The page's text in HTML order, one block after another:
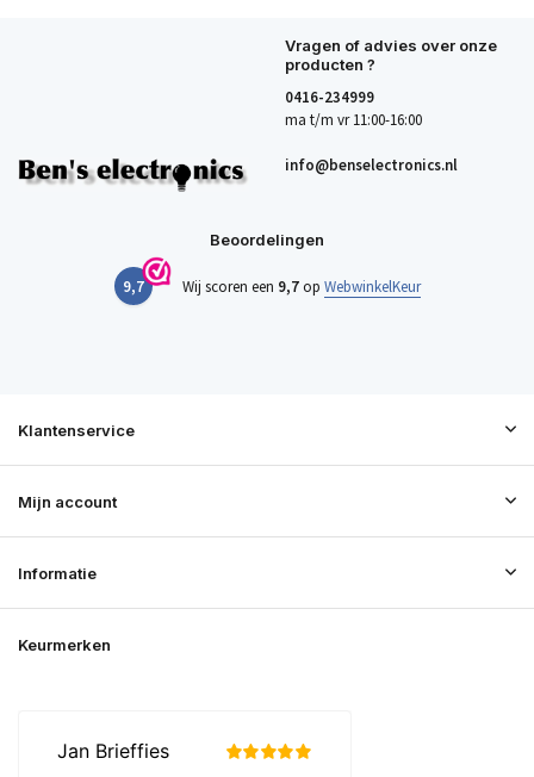
Vragen of advies over onze
producten ?
0416-234999
ma t/m vr 11:00-16:00
info@benselectronics.nl
Beoordelingen
9,7 Wij scoren een 9,7op WebwinkelKeur
Klantenservice
Mijn account
Informatie
Keurmerken